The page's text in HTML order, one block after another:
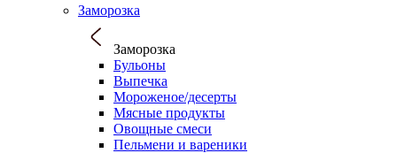
Заморозка
Заморозка
Бульоны
Выпечка
Мороженое/десерты
Мясные продукты
Овощные смеси
Пельмени и вареники